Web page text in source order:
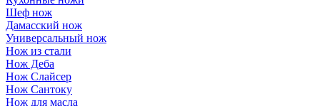
Шеф нож
Дамасский нож
Универсальный нож
Нож из стали
Нож Деба
Нож Слайсер
Нож Сантоку
Нож для масла